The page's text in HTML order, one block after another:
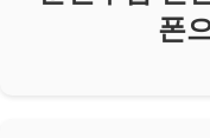
폰